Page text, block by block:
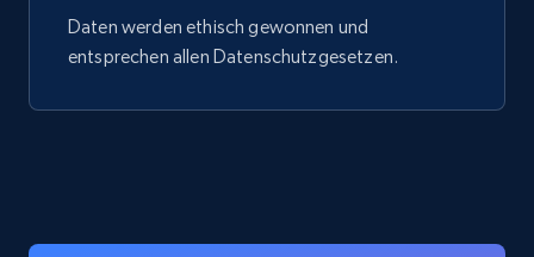
Daten werden ethisch gewonnen und
entsprechen allen Datenschutzgesetzen.